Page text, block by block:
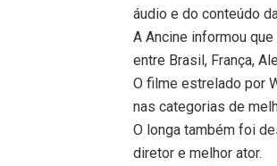
áudio e do conteúdo
A Ancine informou
entre Brasil, França,
O filme estrelado por
nas categorias de
O longa também foi
diretor e melhor ator.